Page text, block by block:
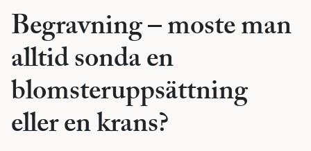
Begravning – moste man
alltid sonda en
blomsteruppsättning
eller en krans?